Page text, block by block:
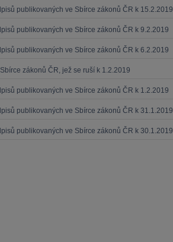
publikovaných ve Sbírce zákonů ČR k 15.2.2019
publikovaných ve Sbírce zákonů ČR k 9.2.2019
publikovaných ve Sbírce zákonů ČR k 6.2.2019
zákonů ČR, jež se ruší k 1.2.2019
publikovaných ve Sbírce zákonů ČR k 1.2.2019
publikovaných ve Sbírce zákonů ČR k 31.1.2019
publikovaných ve Sbírce zákonů ČR k 30.1.2019